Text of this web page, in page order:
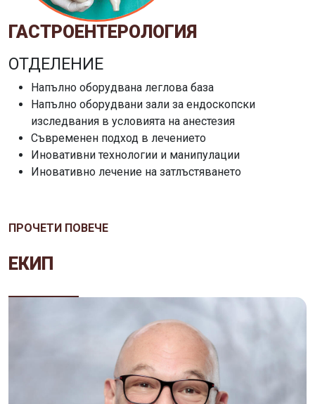
ГАСТРОЕНТЕРОЛОГИЯ
ОТДЕЛЕНИЕ
Напълно оборудвана леглова база
Напълно оборудвани зали за ендоскопски
изследвания в условията на анестезия
Съвременен подход в лечението
Иновативни технологии и манипулации
Иновативно лечение на затлъстяването
ПРОЧЕТИ ПОВЕЧЕ
ЕКИП